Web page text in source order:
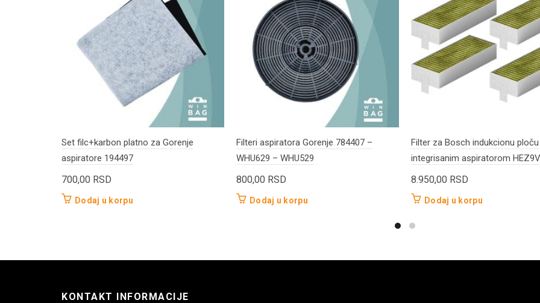
Set filc+karbon platno za Gorenje
aspiratore 194497
700,00 RSD
Dodaj u korpu
Filteri aspiratora Gorenje 784407 –
WHU629 – WHU529
800,00 RSD
Dodaj u korpu
Filter za Bosch indukcionu
integrisanim aspiratorom
8.950,00 RSD
Dodaj u korpu
KONTAKT INFORMACIJE